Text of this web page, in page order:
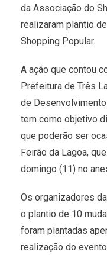
da Associação do
realizaram plantio
Shopping Popular.
A ação que contou
Prefeitura de Três
de
tem como objetivo
que poderão ser
Feirão da Lagoa,
domingo (11) no
Os organizadores
o plantio de 10
foram plantadas
realização do